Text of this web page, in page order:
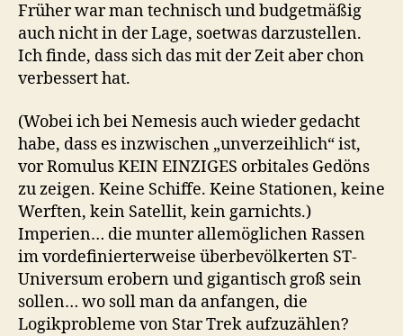
Früher war man technisch und budgetmäßig
auch nicht in der Lage, soetwas darzustellen.
Ich finde, dass sich das mit der Zeit aber chon
verbessert hat.
(Wobei ich bei Nemesis auch wieder gedacht
habe, dass es inzwischen „unverzeihlich“ ist,
vor Romulus KEIN EINZIGES orbitales Gedöns
zu zeigen. Keine Schiffe. Keine Stationen, keine
Werften, kein Satellit, kein garnichts.)
Imperien… die munter allemöglichen Rassen
im vordefinierterweise überbevölkerten ST-
Universum erobern und gigantisch groß sein
sollen… wo soll man da anfangen, die
Logikprobleme von Star Trek aufzuzählen?